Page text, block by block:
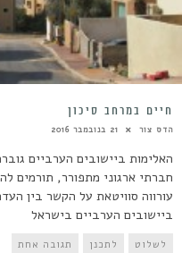
חיים במרחב סיכון
הדס צור 21 בנובמבר 2016
האלימות ביישובים הערביים
חברתי ארגוני מתפורר, תורמים
עורווה סוויטאת על הקשר בין
ביישובים הערביים בישראל
לשלוט לתכנן תגובה אחת